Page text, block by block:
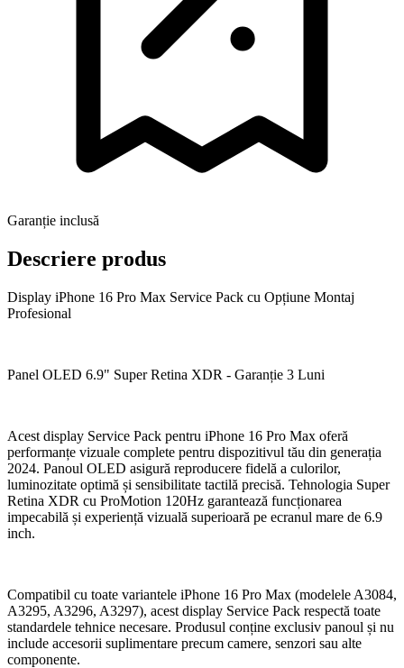
Garanție inclusă
Descriere produs
Display iPhone 16 Pro Max Service Pack cu Opțiune Montaj
Profesional
Panel OLED 6.9" Super Retina XDR - Garanție 3 Luni
Acest display Service Pack pentru iPhone 16 Pro Max oferă
performanțe vizuale complete pentru dispozitivul tău din generația
2024. Panoul OLED asigură reproducere fidelă a culorilor,
luminozitate optimă și sensibilitate tactilă precisă. Tehnologia Super
Retina XDR cu ProMotion 120Hz garantează funcționarea
impecabilă și experiență vizuală superioară pe ecranul mare de 6.9
inch.
Compatibil cu toate variantele iPhone 16 Pro Max (modelele A3084,
A3295, A3296, A3297), acest display Service Pack respectă toate
standardele tehnice necesare. Produsul conține exclusiv panoul și nu
include accesorii suplimentare precum camere, senzori sau alte
componente.